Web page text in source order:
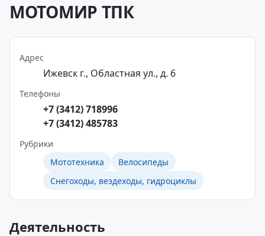
МОТОМИР ТПК
Адрес
Ижевск г., Областная ул., д. 6
Телефоны
+7 (3412) 718996
+7 (3412) 485783
Рубрики
Мототехника
Велосипеды
Снегоходы, вездеходы, гидроциклы
Деятельность